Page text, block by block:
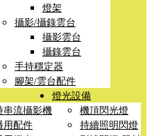
燈架
攝影/攝錄雲台
攝影雲台
攝錄雲台
手持穩定器
腳架/雲台配件
串流攝影機
用配件
燈光設備
機頂閃光燈
持續照明閃燈